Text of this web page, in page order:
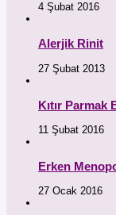
4 Şubat 2016
Alerjik Rinit
27 Şubat 2013
Kıtır Parmak
11 Şubat 2016
Erken
27 Ocak 2016